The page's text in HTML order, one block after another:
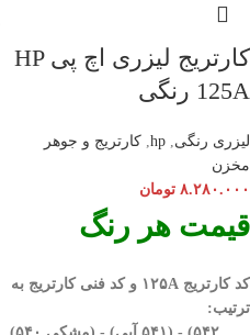
کارتریج لیزری اچ پی HP
125A رنگی
لیزری رنگی,
hp
, کارتریج و جوهر
مخزن
۸.۲۸۰.۰۰۰ تومان
قیمت هر رنگ
کد کارتریج ۱۲۵A و کد فنی کارتریج به
ترتیب: